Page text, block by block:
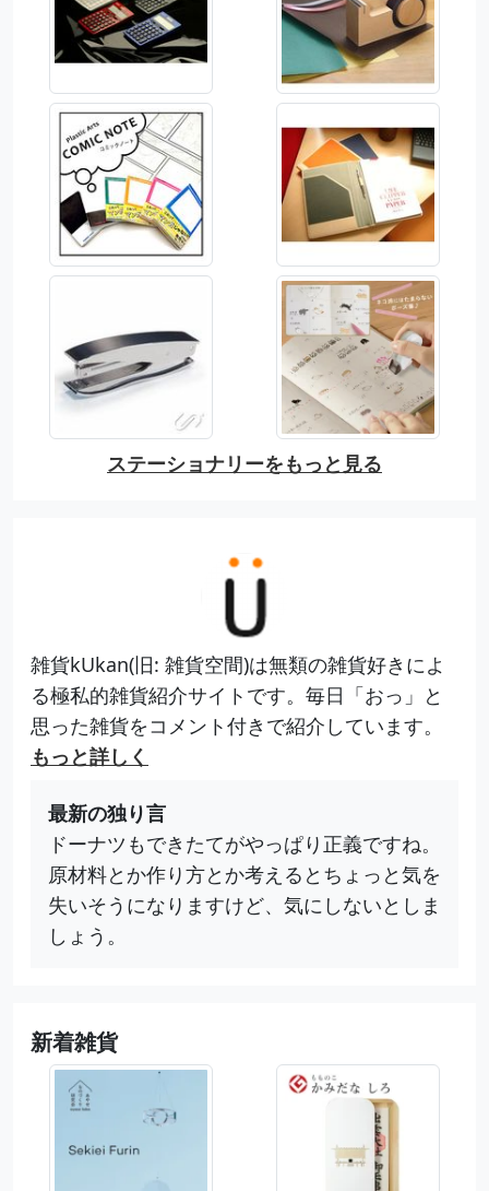
ステーショナリーをもっと見る
雑貨kUkan(旧: 雑貨空間)は無類の雑貨好きによ
る極私的雑貨紹介サイトです。毎日「おっ」と
思った雑貨をコメント付きで紹介しています。
もっと詳しく
最新の独り言
ドーナツもできたてがやっぱり正義ですね。
原材料とか作り方とか考えるとちょっと気を
失いそうになりますけど、気にしないとしま
しょう。
新着雑貨